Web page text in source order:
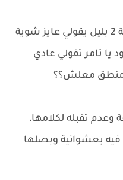
_ بقولَك أخوك خبّط عليّا الساعة 2 بليل يقولي عايز شوية
تامر تقولي عادي
منطق معلش؟؟
تقبله لكلامها،
بعشوائية وبصلها